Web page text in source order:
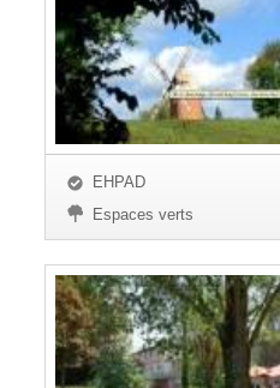
EHPAD
Espaces verts